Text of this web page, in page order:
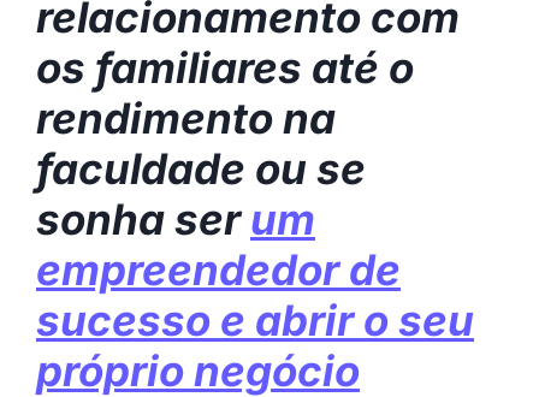
relacionamento com
os familiares até o
rendimento na
faculdade ou se
sonha serum
empreendedor de
sucesso e abrir o seu
próprio negócio